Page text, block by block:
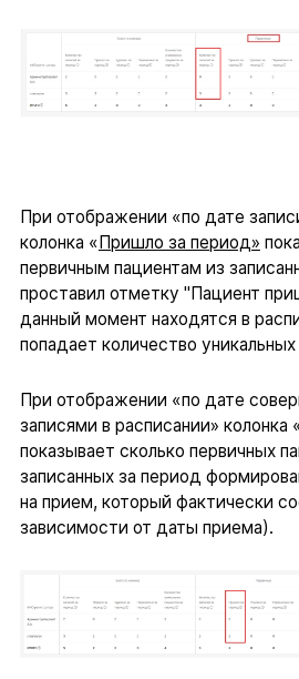
При отображении «по дате
колонка «Пришло за период»
первичным пациентам из
проставил отметку "Пациент
данный момент находятся в
попадает количество
При отображении «по дате
записями в расписании»
показывает сколько первичных
записанных за период
на прием, который фактически
зависимости от даты приема).